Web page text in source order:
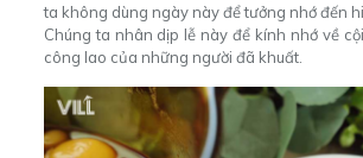
ta không dùng ngày này để tưởng nhớ đến
Chúng ta nhân dịp lễ này để kính nhớ về
công lao của những người đã khuất.